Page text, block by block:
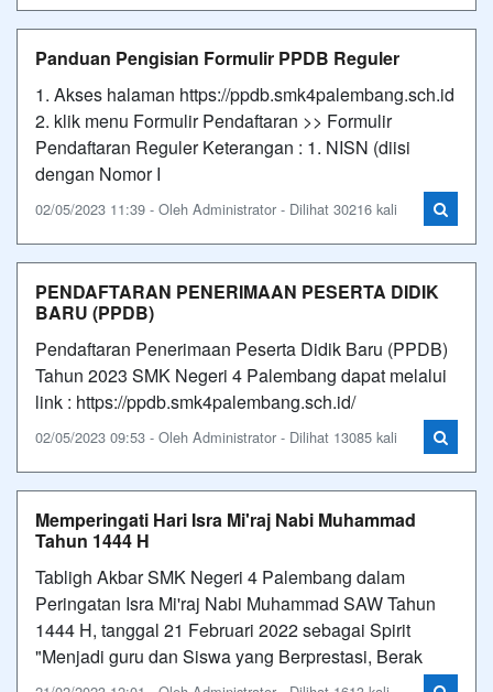
Panduan Pengisian Formulir PPDB Reguler
1. Akses halaman https://ppdb.smk4palembang.sch.id
2. klik menu Formulir Pendaftaran >> Formulir
Pendaftaran Reguler Keterangan : 1. NISN (diisi
dengan Nomor I
02/05/2023 11:39 - Oleh Administrator - Dilihat 30216 kali
PENDAFTARAN PENERIMAAN PESERTA DIDIK
BARU (PPDB)
Pendaftaran Penerimaan Peserta Didik Baru (PPDB)
Tahun 2023 SMK Negeri 4 Palembang dapat melalui
link : https://ppdb.smk4palembang.sch.id/
02/05/2023 09:53 - Oleh Administrator - Dilihat 13085 kali
Memperingati Hari Isra Mi'raj Nabi Muhammad
Tahun 1444 H
Tabligh Akbar SMK Negeri 4 Palembang dalam
Peringatan Isra Mi'raj Nabi Muhammad SAW Tahun
1444 H, tanggal 21 Februari 2022 sebagai Spirit
"Menjadi guru dan Siswa yang Berprestasi, Berak